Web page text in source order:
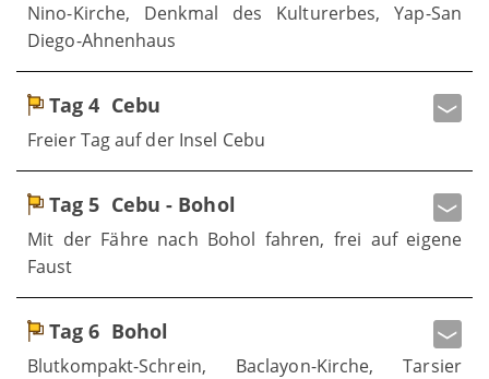
Nino-Kirche, Denkmal des Kulturerbes, Yap-San
Diego-Ahnenhaus
Tag 4 Cebu
Freier Tag auf der Insel Cebu
Tag 5 Cebu - Bohol
Mit der Fähre nach Bohol fahren, frei auf eigene
Faust
Tag 6 Bohol
Blutkompakt-Schrein, Baclayon-Kirche, Tarsier